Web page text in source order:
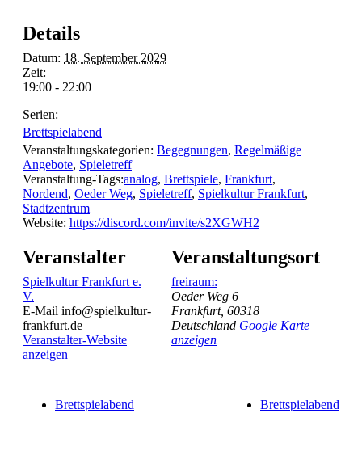
Details
Datum: 18. September 2029
Zeit:
19:00 - 22:00
Serien:
Brettspielabend
Veranstaltungskategorien: Begegnungen, Regelmäßige
Angebote, Spieletreff
Veranstaltung-Tags:analog, Brettspiele, Frankfurt,
Nordend, Oeder Weg, Spieletreff, Spielkultur Frankfurt,
Stadtzentrum
Website: https://discord.com/invite/s2XGWH2
Veranstaltungsort
freiraum:
Oeder Weg 6
Frankfurt, 60318
Deutschland Google Karte
anzeigen
Veranstalter
Spielkultur Frankfurt e.
V.
E-Mail info@spielkultur-
frankfurt.de
Veranstalter-Website
anzeigen
Brettspielabend Brettspielabend